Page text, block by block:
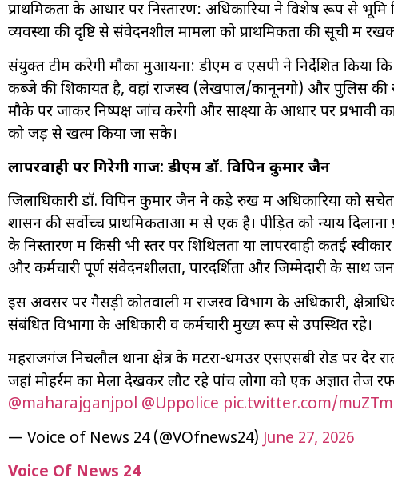
प्राथमिकता के आधार पर निस्तारण: अधिकारियों ने विशेष रूप से
व्यवस्था की दृष्टि से संवेदनशील मामलों को प्राथमिकता की सूची में
संयुक्त टीम करेगी मौका मुआयना: डीएम व एसपी ने निर्देशित किया
कब्जे की शिकायत है, वहां राजस्व (लेखपाल/कानूनगो) और पुलिस की
मौके पर जाकर निष्पक्ष जांच करेगी और साक्ष्यों के आधार पर प्रभावी
को जड़ से खत्म किया जा सके।
लापरवाही पर गिरेगी गाज: डीएम डॉ. विपिन कुमार जैन
जिलाधिकारी डॉ. विपिन कुमार जैन ने कड़े रुख में अधिकारियों को
शासन की सर्वोच्च प्राथमिकताओं में से एक है। पीड़ित को न्याय
के निस्तारण में किसी भी स्तर पर शिथिलता या लापरवाही कतई
और कर्मचारी पूर्ण संवेदनशीलता, पारदर्शिता और जिम्मेदारी के साथ
इस अवसर पर गैसड़ी कोतवाली में राजस्व विभाग के अधिकारी,
संबंधित विभागों के अधिकारी व कर्मचारी मुख्य रूप से उपस्थित रहे।
महराजगंज निचलौल थाना क्षेत्र के मटरा-धमउर एसएसबी रोड पर देर
जहां मोहर्रम का मेला देखकर लौट रहे पांच लोगों को एक अज्ञात तेज
@maharajganjpol @Uppolice pic.twitter.com/
— Voice of News 24 (@VOfnews24) June 27, 2026
Voice Of News 24